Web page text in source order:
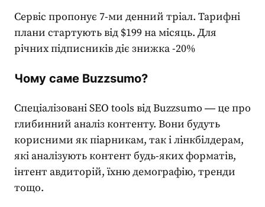
Сервіс пропонує 7-ми денний тріал. Тарифні
плани стартують від $199 на місяць. Для
річних підписників діє знижка -20%
Чому саме Buzzsumo?
СпеціалізованіSEO tools від Buzzsumo ― це про
глибинний аналіз контенту. Вони будуть
корисними як піарникам, так і лінкбілдерам,
які аналізують контент будь-яких форматів,
інтент авдиторій, їхню демографію, тренди
тощо.